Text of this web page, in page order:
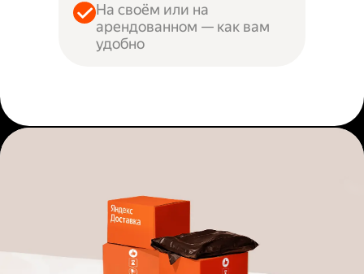
На своём или на
арендованном — как вам
удобно